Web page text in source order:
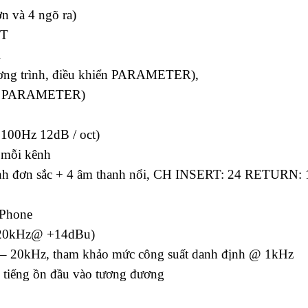
và 4 ngõ ra)
trình, điều khiển PARAMETER),
12dB / oct)
kênh
đơn sắc + 4 âm thanh nổi, CH INSERT: 24 RETURN:
+14dBu)
20kHz, tham khảo mức công suất danh định @ 1kHz
ồn đầu vào tương đương